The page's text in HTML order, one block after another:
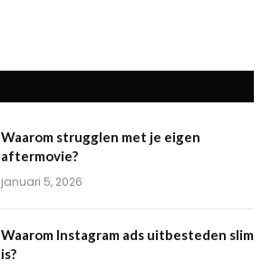
Waarom strugglen met je eigen
aftermovie?
januari 5, 2026
Waarom Instagram ads uitbesteden slim
is?